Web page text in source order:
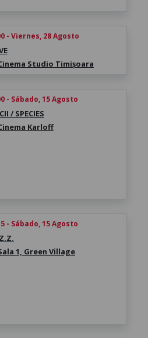
- Viernes, 28 Agosto
Studio Timișoara
- Sábado, 15 Agosto
/ SPECIES
Karloff
- Sábado, 15 Agosto
1, Green Village